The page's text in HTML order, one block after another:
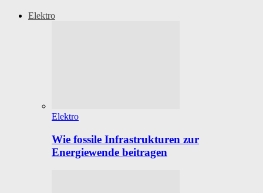
Elektro
Elektro
Wie fossile Infrastrukturen zur
Energiewende beitragen